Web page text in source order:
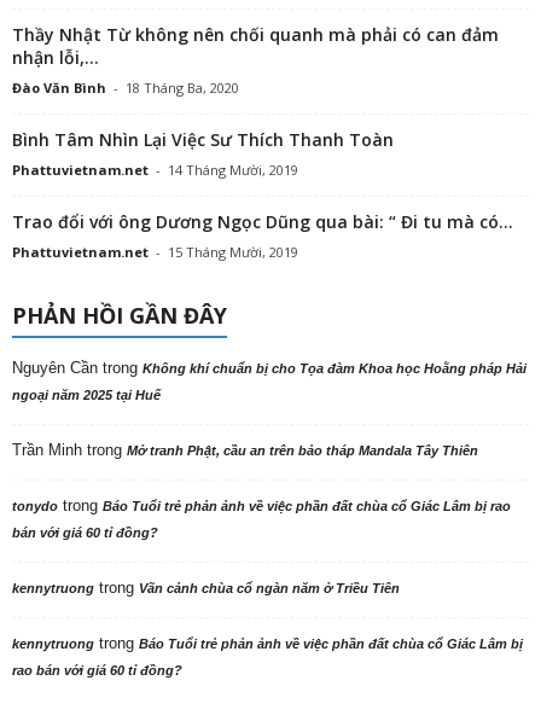
Thầy Nhật Từ không nên chối quanh mà phải có can đảm
nhận lỗi,...
Đào Văn Bình - 18 Tháng Ba, 2020
Bình Tâm Nhìn Lại Việc Sư Thích Thanh Toàn
Phattuvietnam.net - 14 Tháng Mười, 2019
Trao đổi với ông Dương Ngọc Dũng qua bài: “ Đi tu mà có...
Phattuvietnam.net - 15 Tháng Mười, 2019
PHẢN HỒI GẦN ĐÂY
Nguyên Cần trong Không khí chuẩn bị cho Tọa đàm Khoa học Hoằng pháp Hải
ngoại năm 2025 tại Huế
Trần Minh trong Mở tranh Phật, cầu an trên bảo tháp Mandala Tây Thiên
tonydo trong Báo Tuổi trẻ phản ảnh về việc phần đất chùa cổ Giác Lâm bị rao
bán với giá 60 tỉ đồng?
kennytruong trong Vãn cảnh chùa cổ ngàn năm ở Triều Tiên
kennytruong trong Báo Tuổi trẻ phản ảnh về việc phần đất chùa cổ Giác Lâm bị
rao bán với giá 60 tỉ đồng?